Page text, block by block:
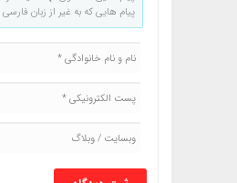
پیام هایی که به غیر از زبان